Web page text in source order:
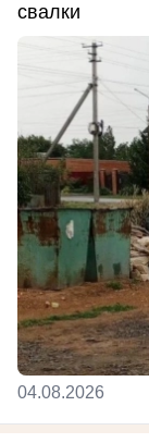
свалки
04.08.2026